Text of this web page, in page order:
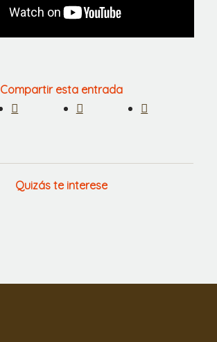
Compartir esta entrada
Quizás te interese